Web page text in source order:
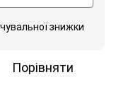
знижки
Порівняти